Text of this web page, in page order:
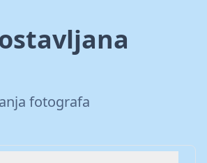
fotografa